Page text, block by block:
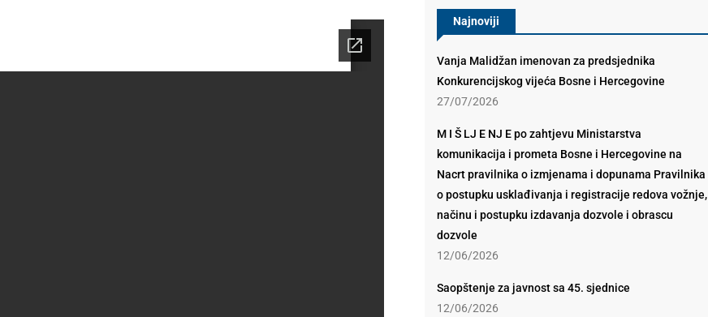
Najnoviji
Vanja Malidžan imenovan za predsjednika
Konkurencijskog vijeća Bosne i Hercegovine
27/07/2026
M I Š LJ E NJ E po zahtjevu Ministarstva
komunikacija i prometa Bosne i Hercegovine na
Nacrt pravilnika o izmjenama i dopunama Pravilnika
o postupku usklađivanja i registracije redova vožnje,
načinu i postupku izdavanja dozvole i obrascu
dozvole
12/06/2026
Saopštenje za javnost sa 45. sjednice
12/06/2026